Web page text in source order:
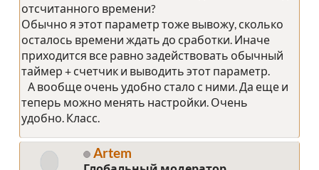
отсчитанного времени?
Обычно я этот параметр тоже вывожу, сколько
осталось времени ждать до сработки. Иначе
приходится все равно задействовать обычный
таймер + счетчик и выводить этот параметр.
А вообще очень удобно стало с ними. Да еще и
теперь можно менять настройки. Очень
удобно. Класс.
Artem